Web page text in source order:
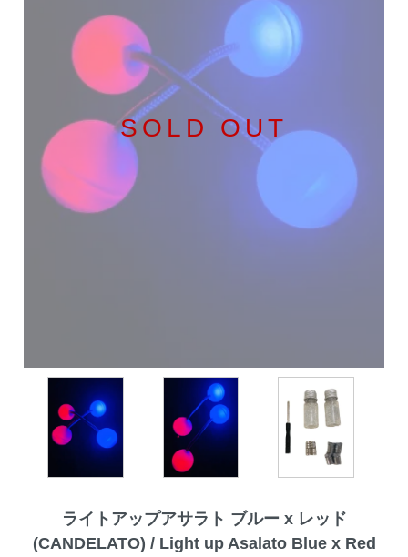
SOLD OUT
ライトアップアサラト ブルー x レッド
(CANDELATO) / Light up Asalato Blue x Red